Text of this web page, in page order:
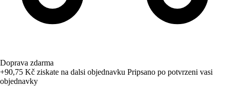
Doprava zdarma
+90,75 Kč ziskate na dalsi objednavku Pripsano po potvrzeni vasi
objednavky